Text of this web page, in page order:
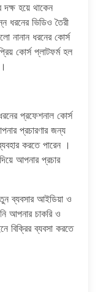
দক্ষ হয়ে থাকেন
ধরনের ভিডিও তৈরী
নানান ধরনের কোর্স
কোর্স প্লাটফর্ম হল
প্রফেশনাল কোর্স
প্রচারণার জন্য
করতে পারেন ।
আপনার প্রচার
ব্যবসার আইডিয়া ও
আপনার চাকরি ও
বিক্রির ব্যবসা করতে